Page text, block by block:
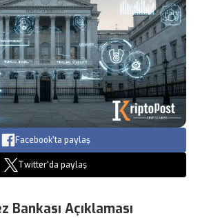
Facebook'ta paylaş
Twitter'da paylaş
Açıklaması